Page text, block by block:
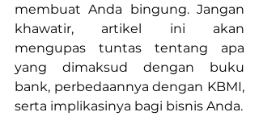
membuat Anda bingung. Jangan
khawatir, artikel ini akan
mengupas tuntas tentang apa
yang dimaksud dengan buku
bank, perbedaannya dengan KBMI,
serta implikasinya bagi bisnis Anda.